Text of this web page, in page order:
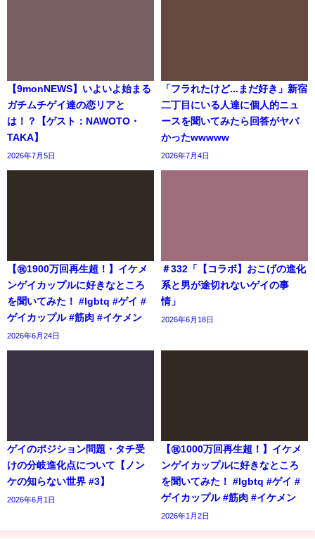
【9monNEWS】いよいよ始まる
ガチムチゲイ達の恋リアと
は！？【ゲスト：NAWOTO・
TAKA】
2026年7月5日
「フラれたけど...まだ好き」新宿
二丁目にいる人達に個人的ニュ
ースを聞いてみたら回答がヤバ
かったwwwww
2026年7月4日
【㊗️1900万回再生超！】イケメ
ンゲイカップルに好きなところ
を聞いてみた！ #lgbtq #ゲイ #
ゲイカップル #筋肉 #イケメン
2026年6月24日
＃332「【コラボ】おこげの進化
系と男が途切れないゲイの事
情」
2026年6月18日
ゲイのポジション問題・タチ受
けの分岐進化点について【ノン
ケの知らない世界 #3】
2026年6月1日
【㊗️1000万回再生超！】イケメ
ンゲイカップルに好きなところ
を聞いてみた！ #lgbtq #ゲイ #
ゲイカップル #筋肉 #イケメン
2026年1月2日